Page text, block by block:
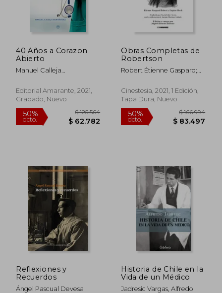
40 Años a Corazon
Abierto
Manuel Calleja
Editorial Amarante, 2021,
Grapado, Nuevo
Obras Completas de
Robertson
Robert Étienne Gaspard;
Herrero Herrero
Cinestesia, 2021, 1 Edición,
Tapa Dura, Nuevo
Reflexiones y
Recuerdos
Ángel Pascual Devesa
Historia de Chile en la
Vida de un Médico
Jadresic Vargas, Alfredo